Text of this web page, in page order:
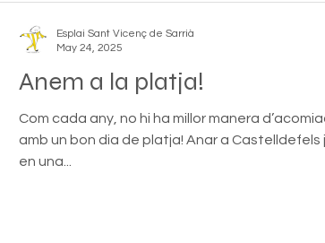
Anem a la platja!
Com cada any, no hi ha millor manera
amb un bon dia de platja! Anar a Castelldefels
en una...
Esplai Sant Vicenç de Sarrià
May 24, 2025